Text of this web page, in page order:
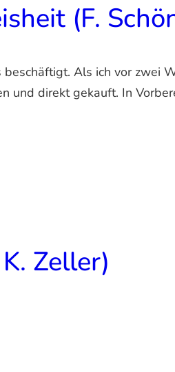
(F.
Als ich vor zwei
und direkt gekauft. In
Zeller)